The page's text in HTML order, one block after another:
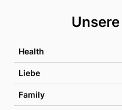
Health
Liebe
Family